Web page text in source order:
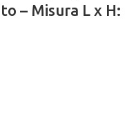
– Misura L x H: